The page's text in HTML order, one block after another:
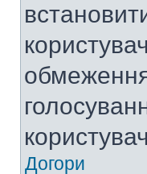
Догори